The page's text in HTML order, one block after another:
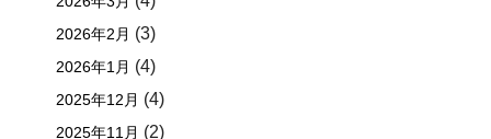
2026年2月 (3)
2026年1月 (4)
2025年12月 (4)
2025年11月 (2)